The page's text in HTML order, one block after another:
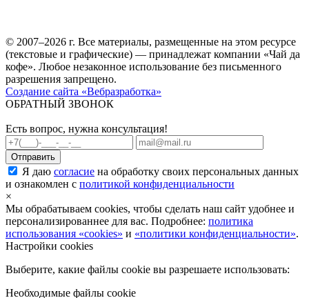
© 2007–2026 г. Все материалы, размещенные на этом ресурсе
(текстовые и графические) — принадлежат компании «Чай да
кофе». Любое незаконное использование без письменного
разрешения запрещено.
Создание сайта «Вебразработка»
ОБРАТНЫЙ ЗВОНОК
Есть вопрос, нужна консультация!
Я даю согласие на обработку своих персональных данных
и ознакомлен с политикой конфиденциальности
×
Мы обрабатываем cookies, чтобы сделать наш сайт удобнее и
персонализированнее для вас. Подробнее: политика
использования «cookies» и «политики конфиденциальности».
Настройки cookies
Выберите, какие файлы cookie вы разрешаете использовать:
Необходимые файлы cookie